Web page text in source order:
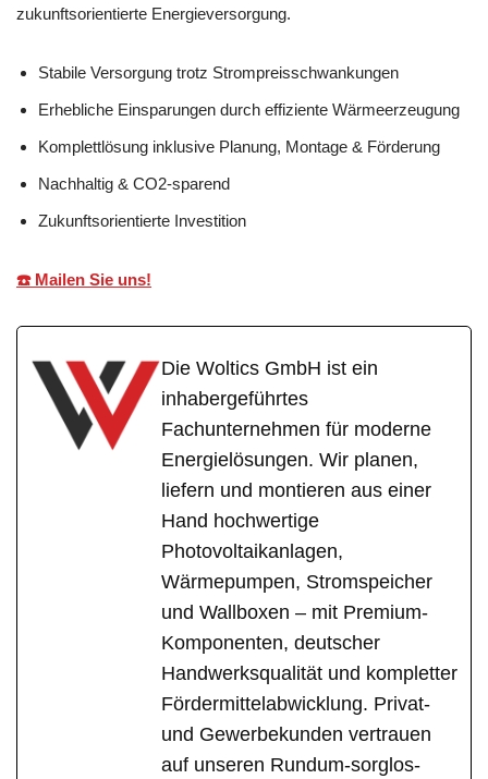
zukunftsorientierte Energieversorgung.
Stabile Versorgung trotz Strompreisschwankungen
Erhebliche Einsparungen durch effiziente Wärmeerzeugung
Komplettlösung inklusive Planung, Montage & Förderung
Nachhaltig & CO2-sparend
Zukunftsorientierte Investition
☎️ Mailen Sie uns!
Die Woltics GmbH ist ein
inhabergeführtes
Fachunternehmen für moderne
Energielösungen. Wir planen,
liefern und montieren aus einer
Hand hochwertige
Photovoltaikanlagen,
Wärmepumpen, Stromspeicher
und Wallboxen – mit Premium-
Komponenten, deutscher
Handwerksqualität und kompletter
Fördermittelabwicklung. Privat-
und Gewerbekunden vertrauen
auf unseren Rundum-sorglos-